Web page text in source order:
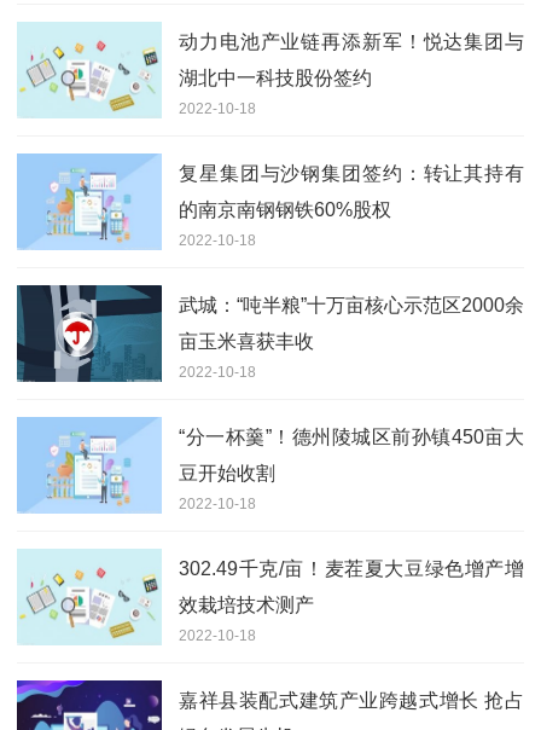
动力电池产业链再添新军！悦达集团与
湖北中一科技股份签约
2022-10-18
复星集团与沙钢集团签约：转让其持有
的南京南钢钢铁60%股权
2022-10-18
武城：“吨半粮”十万亩核心示范区2000余
亩玉米喜获丰收
2022-10-18
“分一杯羹”！德州陵城区前孙镇450亩大
豆开始收割
2022-10-18
302.49千克/亩！麦茬夏大豆绿色增产增
效栽培技术测产
2022-10-18
嘉祥县装配式建筑产业跨越式增长 抢占